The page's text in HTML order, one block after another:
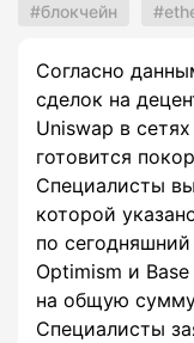
блокчейн
Согласно
сделок на
Uniswap в
готовится
Специалисты
которой
по
Optimism и
на общую
Специалисты